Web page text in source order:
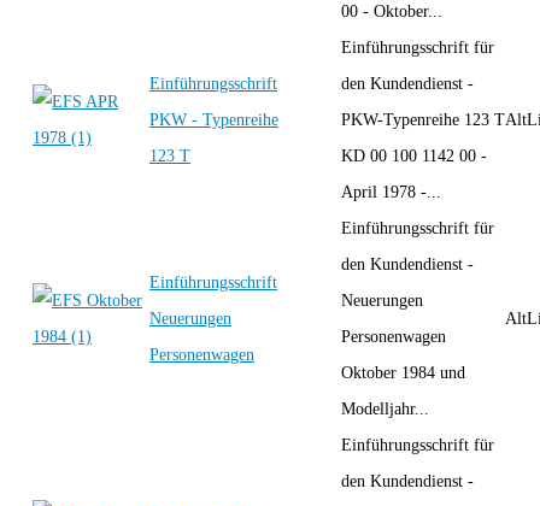
00 - Oktober...
Einführungsschrift
PKW - Typenreihe
123 T
Einführungsschrift für
den Kundendienst -
PKW-Typenreihe 123 T
KD 00 100 1142 00 -
April 1978 -...
Einführungsschrift
Neuerungen
Personenwagen
Einführungsschrift für
den Kundendienst -
Neuerungen
Personenwagen
Oktober 1984 und
Modelljahr...
Einführungsschrift für
den Kundendienst -